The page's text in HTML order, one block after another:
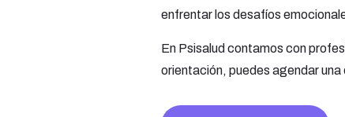
enfrentar los desafíos
En Psisalud contamos con
orientación, puedes agendar